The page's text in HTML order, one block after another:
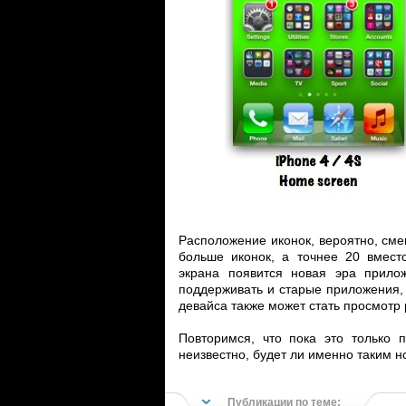
Расположение иконок, вероятно,
больше иконок, а точнее 20
экрана появится новая эра
поддерживать и старые
девайса также может стать
Повторимся, что пока это только
неизвестно, будет ли именно таким
Публикации по теме: